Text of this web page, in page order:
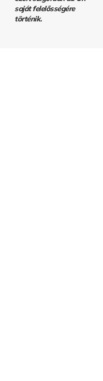
saját felelősségére
történik.